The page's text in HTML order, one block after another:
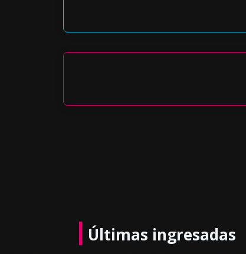
Últimas ingresadas